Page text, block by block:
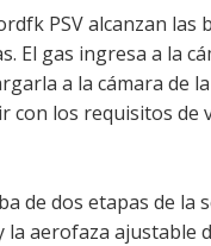
PSV alcanzan
gas ingresa a la
a la cámara de
los requisitos
de dos etapas de
aerofaza